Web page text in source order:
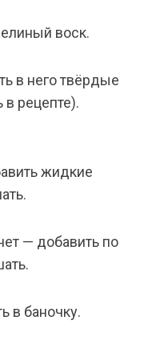
воск.
в него твёрдые
рецепте).
жидкие
— добавить по
в баночку.